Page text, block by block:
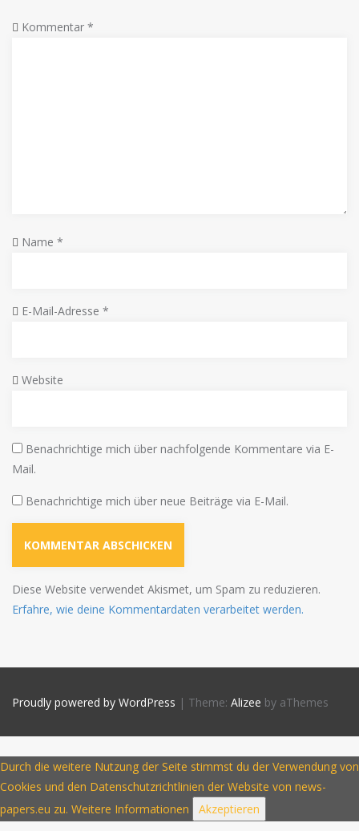
Kommentar *
Name *
E-Mail-Adresse *
Website
Benachrichtige mich über nachfolgende Kommentare via E-
Mail.
Benachrichtige mich über neue Beiträge via E-Mail.
Diese Website verwendet Akismet, um Spam zu reduzieren.
Erfahre, wie deine Kommentardaten verarbeitet werden.
Proudly powered by WordPress | Theme: Alizee by aThemes
Durch die weitere Nutzung der Seite stimmst du der Verwendung von
Cookies und den Datenschutzrichtlinien der Website von news-
papers.eu zu. Weitere Informationen Akzeptieren